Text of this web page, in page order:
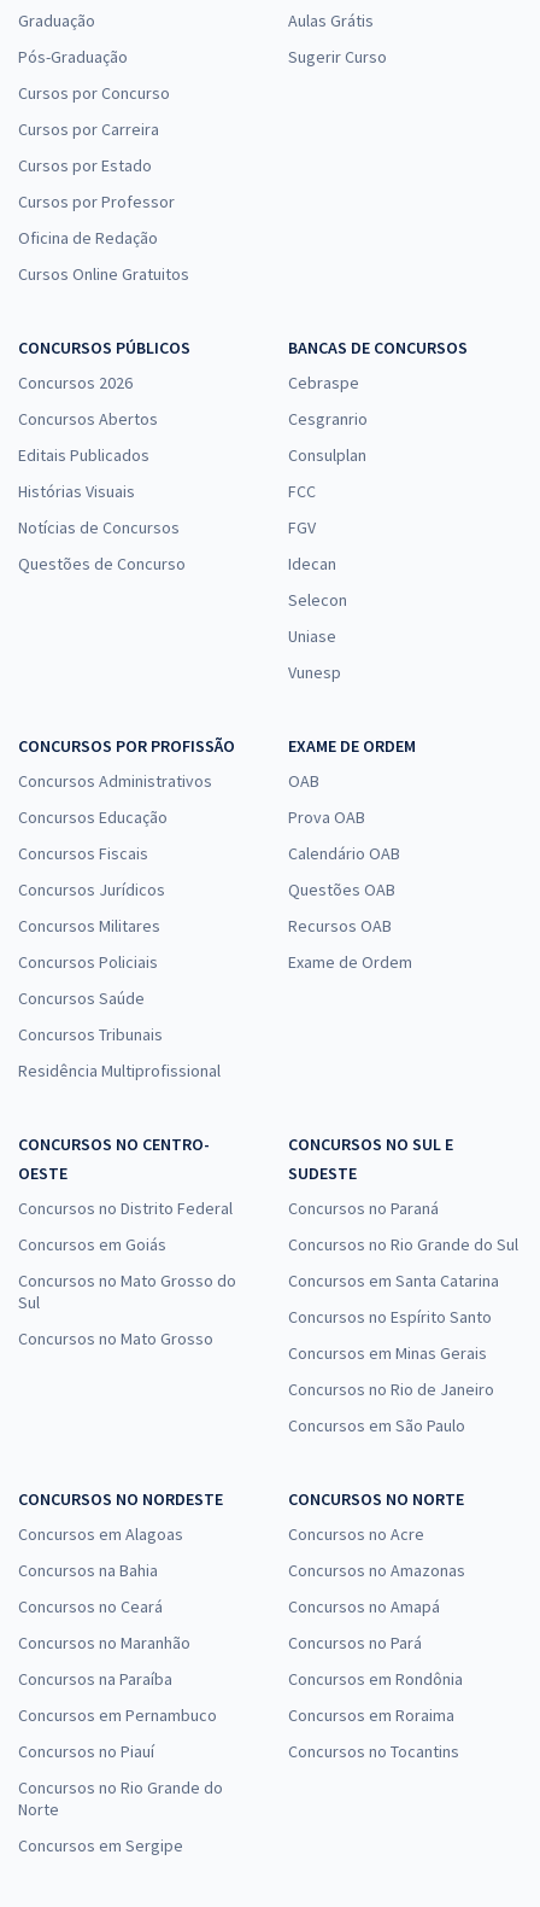
Graduação
Pós-Graduação
Cursos por Concurso
Cursos por Carreira
Cursos por Estado
Cursos por Professor
Oficina de Redação
Cursos Online Gratuitos
Aulas Grátis
Sugerir Curso
CONCURSOS PÚBLICOS
Concursos 2026
Concursos Abertos
Editais Publicados
Histórias Visuais
Notícias de Concursos
Questões de Concurso
BANCAS DE CONCURSOS
Cebraspe
Cesgranrio
Consulplan
FCC
FGV
Idecan
Selecon
Uniase
Vunesp
CONCURSOS POR PROFISSÃO
Concursos Administrativos
Concursos Educação
Concursos Fiscais
Concursos Jurídicos
Concursos Militares
Concursos Policiais
Concursos Saúde
Concursos Tribunais
Residência Multiprofissional
EXAME DE ORDEM
OAB
Prova OAB
Calendário OAB
Questões OAB
Recursos OAB
Exame de Ordem
CONCURSOS NO CENTRO-
OESTE
Concursos no Distrito Federal
Concursos em Goiás
Concursos no Mato Grosso do
Sul
Concursos no Mato Grosso
CONCURSOS NO SUL E
SUDESTE
Concursos no Paraná
Concursos no Rio Grande do Sul
Concursos em Santa Catarina
Concursos no Espírito Santo
Concursos em Minas Gerais
Concursos no Rio de Janeiro
Concursos em São Paulo
CONCURSOS NO NORDESTE
Concursos em Alagoas
Concursos na Bahia
Concursos no Ceará
Concursos no Maranhão
Concursos na Paraíba
Concursos em Pernambuco
Concursos no Piauí
Concursos no Rio Grande do
Norte
Concursos em Sergipe
CONCURSOS NO NORTE
Concursos no Acre
Concursos no Amazonas
Concursos no Amapá
Concursos no Pará
Concursos em Rondônia
Concursos em Roraima
Concursos no Tocantins